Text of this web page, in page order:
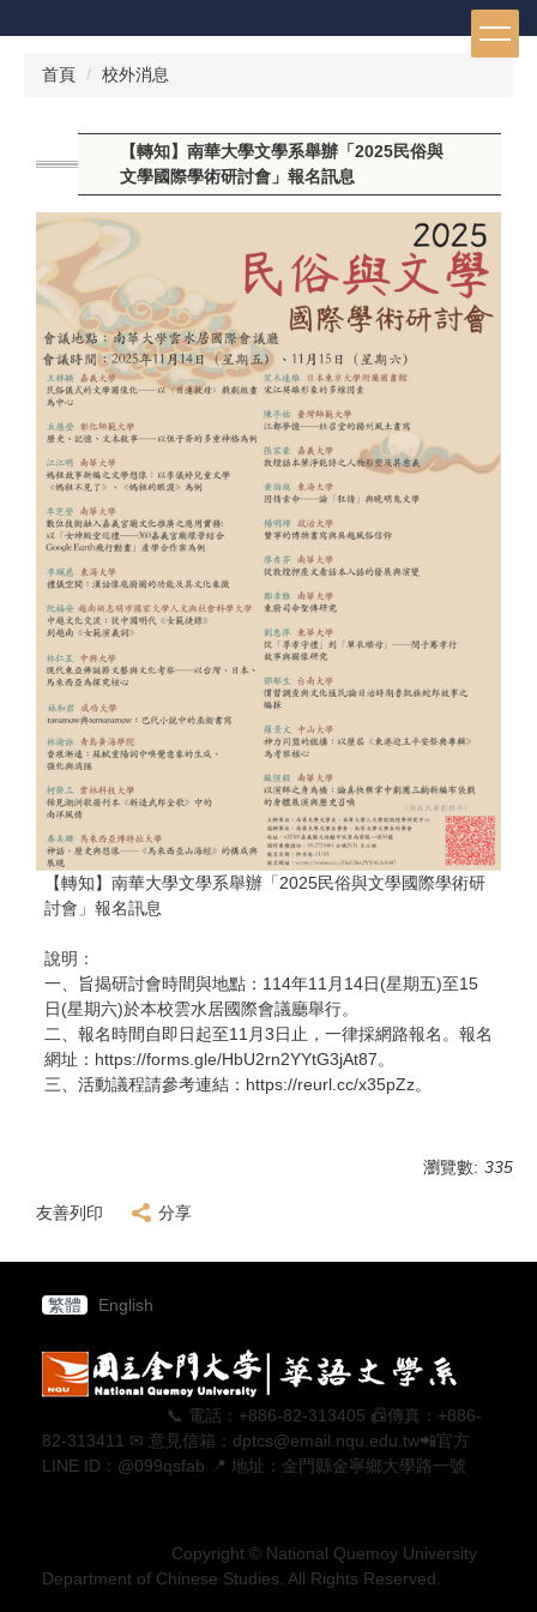
到
首頁 校外消息
【轉知】南華大學文學系舉辦「2025民俗與
文學國際學術研討會」報名訊息
【轉知】南華大學文學系舉辦「2025民俗與文學國際學術研
討會」報名訊息
說明：
一、旨揭研討會時間與地點：114年11月14日(星期五)至15
日(星期六)於本校雲水居國際會議廳舉行。
二、報名時間自即日起至11月3日止，一律採網路報名。報名
網址：https://forms.gle/HbU2rn2YYtG3jAt87。
三、活動議程請參考連結：https://reurl.cc/x35pZz。
瀏覽數: 335
友善列印 分享
繁體 English
📞 電話：+886-82-313405 📠傳真：+886-
82-313411 ✉ 意見信箱：dptcs@email.nqu.edu.tw📲官方
LINE ID：@099qsfab 📍 地址：金門縣金寧鄉大學路一號
Copyright © National Quemoy University
Department of Chinese Studies. All Rights Reserved.